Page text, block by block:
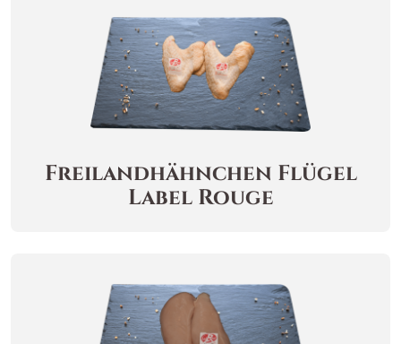
Freilandhähnchen Flügel
Label Rouge